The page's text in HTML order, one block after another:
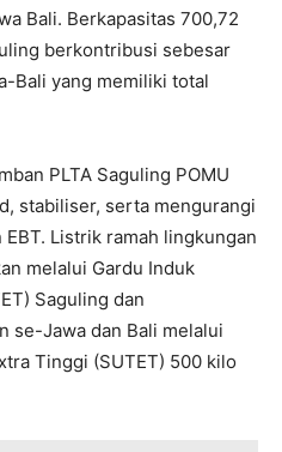
Bali. Berkapasitas 700,72
berkontribusi sebesar
Bali yang memiliki total
PLTA Saguling POMU
stabiliser, serta mengurangi
Listrik ramah lingkungan
melalui Gardu Induk
Saguling dan
se-Jawa dan Bali melalui
Tinggi (SUTET) 500 kilo